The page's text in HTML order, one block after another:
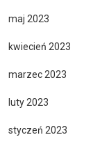
maj 2023
kwiecień 2023
marzec 2023
luty 2023
styczeń 2023